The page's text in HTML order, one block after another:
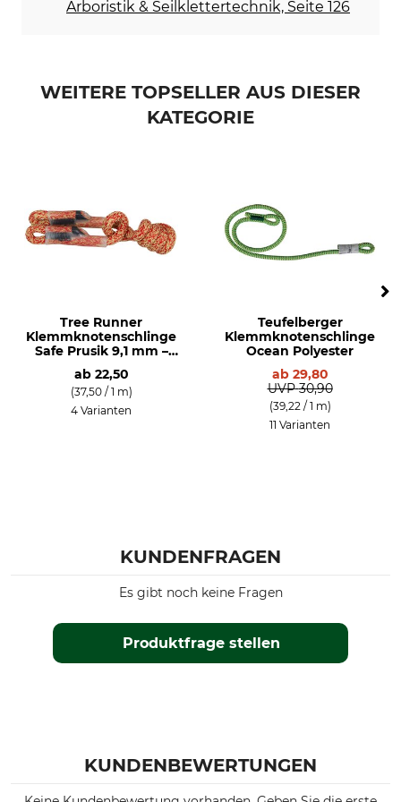
Arboristik & Seilklettertechnik, Seite 126
WEITERE TOPSELLER AUS DIESER
KATEGORIE
Tree Runner
Klemmknotenschlinge
Safe Prusik 9,1 mm –
EN 566
ab 22,50
(37,50 / 1 m)
4 Varianten
Teufelberger
Klemmknotenschlinge
Ocean Polyester
ab 29,80
UVP 30,90
(39,22 / 1 m)
11 Varianten
KUNDENFRAGEN
Produktfrage stellen
Es gibt noch keine Fragen
KUNDENBEWERTUNGEN